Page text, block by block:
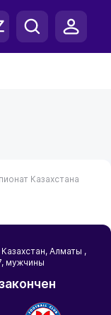
Казахстана
Казахстан, Алматы ,
мужчины